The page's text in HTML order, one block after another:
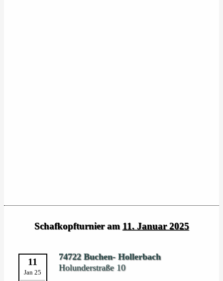
Schafkopfturnier am 11. Januar 2025
11
Jan 25
74722 Buchen- Hollerbach
Holunderstraße 10